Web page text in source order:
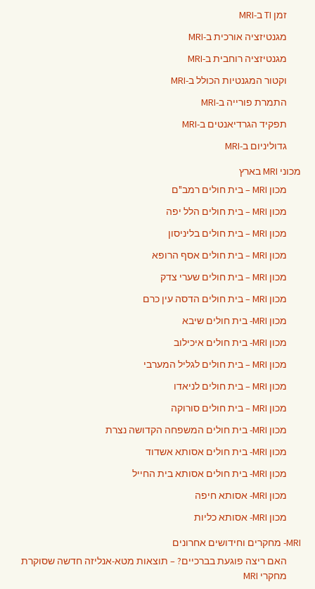
זמן TI ב-MRI
מגנטיזציה אורכית ב-MRI
מגנטיזציה רוחבית ב-MRI
וקטור המגנטיות הכולל ב-MRI
התמרת פורייה ב-MRI
תפקיד הגרדיאנטים ב-MRI
גדוליניום ב-MRI
מכוני MRI בארץ
מכון MRI – בית חולים רמב"ם
מכון MRI – בית חולים הלל יפה
מכון MRI – בית חולים בליניסון
מכון MRI – בית חולים אסף הרופא
מכון MRI – בית חולים שערי צדק
מכון MRI – בית חולים הדסה עין כרם
מכון MRI- בית חולים שיבא
מכון MRI- בית חולים איכילוב
מכון MRI – בית חולים לגליל המערבי
מכון MRI – בית חולים לניאדו
מכון MRI – בית חולים סורוקה
מכון MRI- בית חולים המשפחה הקדושה נצרת
מכון MRI- בית חולים אסותא אשדוד
מכון MRI- בית חולים אסותא בית החייל
מכון MRI- אסותא חיפה
מכון MRI- אסותא כליות
MRI- מחקרים וחידושים אחרונים
האם ריצה פוגעת בברכיים? – תוצאות מטא-אנליזה חדשה שסוקרת
מחקרי MRI